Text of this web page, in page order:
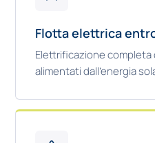
Flotta elettrica
Elettrificazione completa
alimentati dall’energia